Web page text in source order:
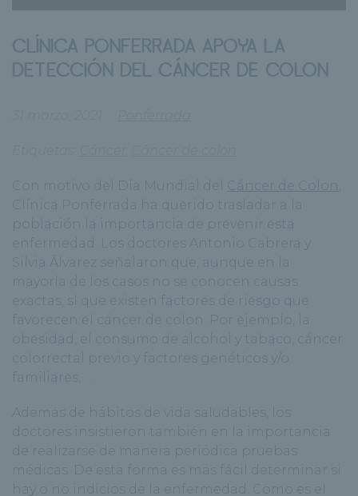
CLÍNICA PONFERRADA APOYA LA
DETECCIÓN DEL CÁNCER DE COLON
Con motivo del Día Mundial del Cáncer de Colon
Clínica Ponferrada ha querido trasladar a la
población la importancia de prevenir esta
enfermedad. Los doctores Antonio Cabrera y
Silvia Álvarez señalaron que, aunque en la
mayoría de los casos no se conocen causas
exactas, sí que existen factores de riesgo que
favorecen el cáncer de colon. Por ejemplo, la
obesidad, el consumo de alcohol y tabaco, cáncer
colorrectal previo y factores genéticos y/o
familiares, …
Además de hábitos de vida saludables, los
doctores insistieron también en la importancia
de realizarse de manera periódica pruebas
médicas. De esta forma es más fácil determinar si
hay o no indicios de la enfermedad. Como es el